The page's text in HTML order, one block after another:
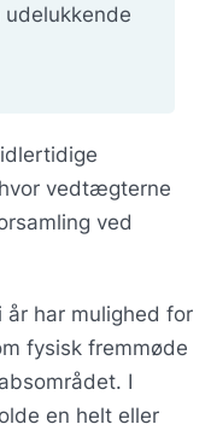
vedtægterne
ved
har mulighed for
fysisk fremmøde
I
en helt eller